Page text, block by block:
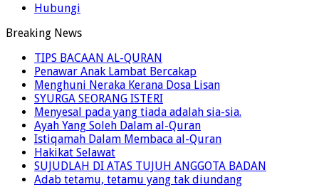
Hubungi
Breaking News
TIPS BACAAN AL-QURAN
Penawar Anak Lambat Bercakap
Menghuni Neraka Kerana Dosa Lisan
SYURGA SEORANG ISTERI
Menyesal pada yang tiada adalah sia-sia.
Ayah Yang Soleh Dalam al-Quran
Istiqamah Dalam Membaca al-Quran
Hakikat Selawat
SUJUDLAH DI ATAS TUJUH ANGGOTA BADAN
Adab tetamu, tetamu yang tak diundang